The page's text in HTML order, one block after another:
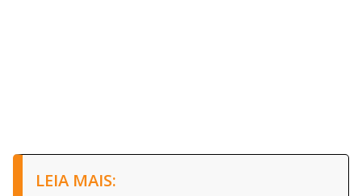
LEIA MAIS: